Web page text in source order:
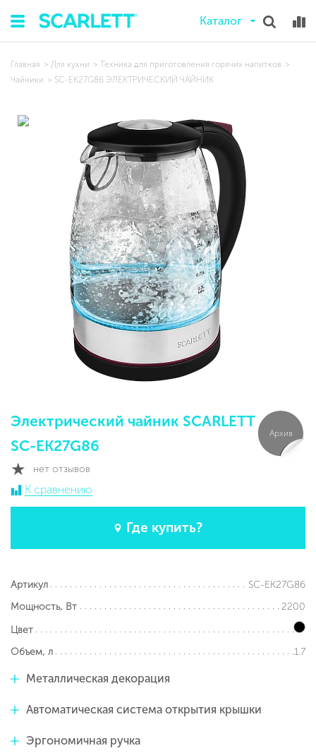
Каталог
Главная Для кухни
Техника для приготовления горячих напитков
Чайники
SC-EK27G86 ЭЛЕКТРИЧЕСКИЙ ЧАЙНИК
Электрический чайник SCARLETT
SC-EK27G86
нет отзывов
К сравнению
Где купить?
Архив
Артикул
SC-EK27G86
Мощность, Вт
2200
Цвет
Объем, л
1.7
Металлическая декорация
Автоматическая система открытия крышки
Эргономичная ручка